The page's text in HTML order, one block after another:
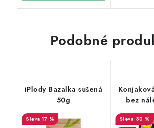
Podobné
iPlody Bazalka sušená
50g
17 %
bez
30 %